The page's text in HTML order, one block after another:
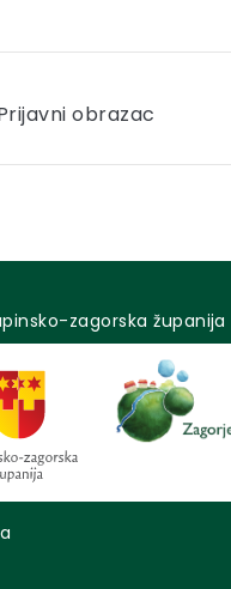
obrazac
zagorska županija